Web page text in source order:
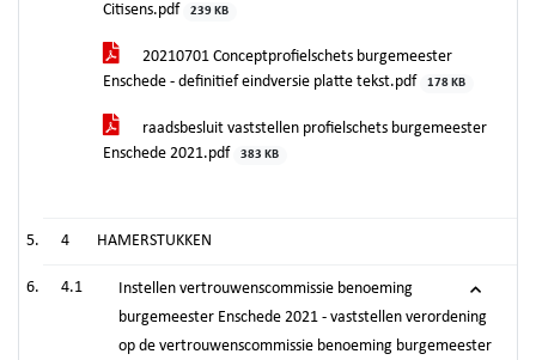
Citisens.pdf
239 KB
20210701 Conceptprofielschets burgemeester
Enschede - definitief eindversie platte tekst.pdf
178 KB
raadsbesluit vaststellen profielschets burgemeester
Enschede 2021.pdf
383 KB
4 HAMERSTUKKEN
4.1
Instellen vertrouwenscommissie benoeming
burgemeester Enschede 2021 - vaststellen verordening
op de vertrouwenscommissie benoeming burgemeester